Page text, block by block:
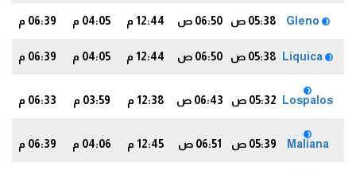
05:38 ص 06:50 ص 12:44 م 04:05 م 06:39 م
05:38 ص 06:50 ص 12:44 م 04:05 م 06:39 م
Lospalos 05:32 ص 06:43 ص 12:38 م 03:59 م 06:33 م
Maliana 05:39 ص 06:51 ص 12:45 م 04:06 م 06:39 م